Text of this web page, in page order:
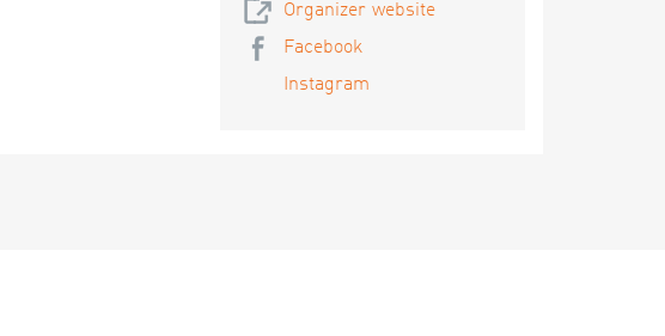
Organizer website
Facebook
Instagram